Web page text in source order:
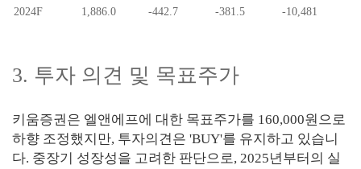
2024F
1,886.0 -442.7 -381.5 -10,481
3. 투자 의견 및 목표주가
키움증권은 엘앤에프에 대한 목표주가를 160,000원으로
하향 조정했지만, 투자의견은 'BUY'를 유지하고 있습니
다. 중장기 성장성을 고려한 판단으로, 2025년부터의 실